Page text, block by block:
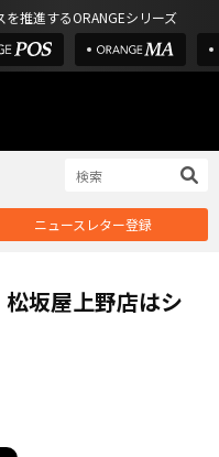
を推進するORANGEシリーズ
ネル式カスタマーディスプレイ
インフラ環境・サポート
業界別ソリューション
酒販・ワイン
サロン
デジタル化・AI導入補助金
POS お役立ち情報
のミライを考えるメディア
ニュースレター登録
坂屋上野店はシ